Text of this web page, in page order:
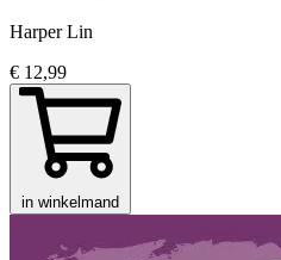
Harper Lin
€ 12,99
in winkelmand